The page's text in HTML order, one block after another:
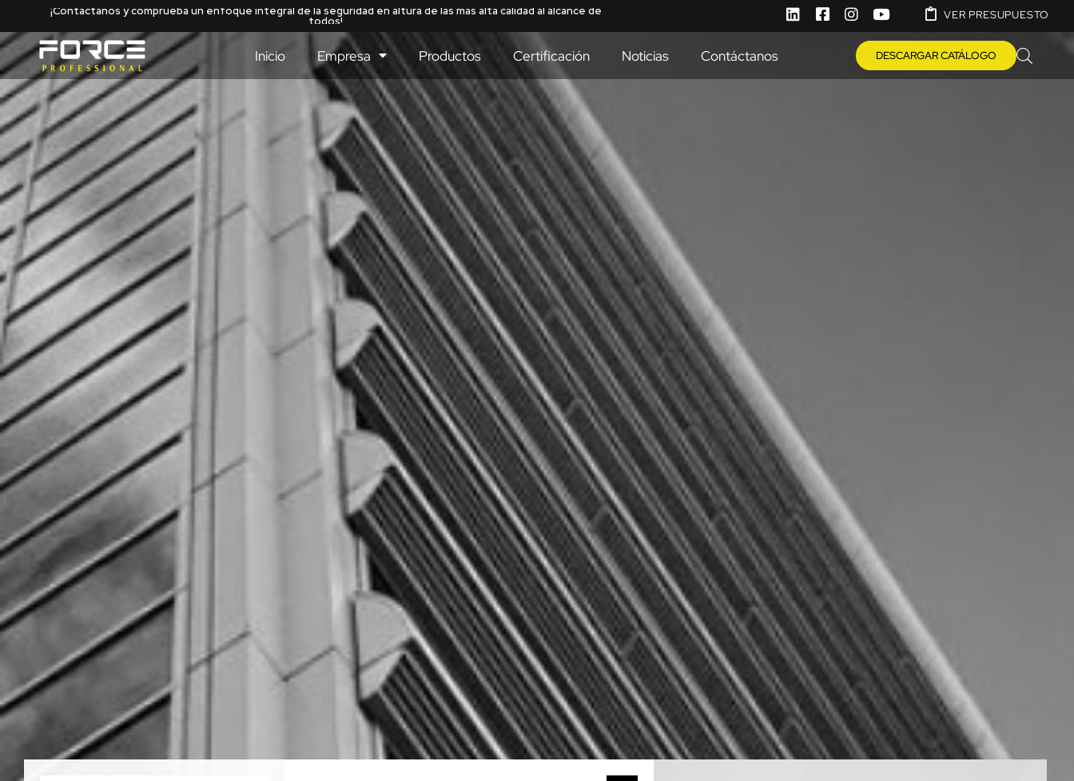
VER PRESUPUESTO
Inicio Empresa Productos Certificación Noticias Contáctanos DESCARGAR CATÁLOGO